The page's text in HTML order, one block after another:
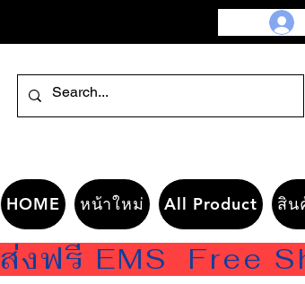
HOME หน้าใหม่ All Product สิน
ส่งฟรี EMS  Free